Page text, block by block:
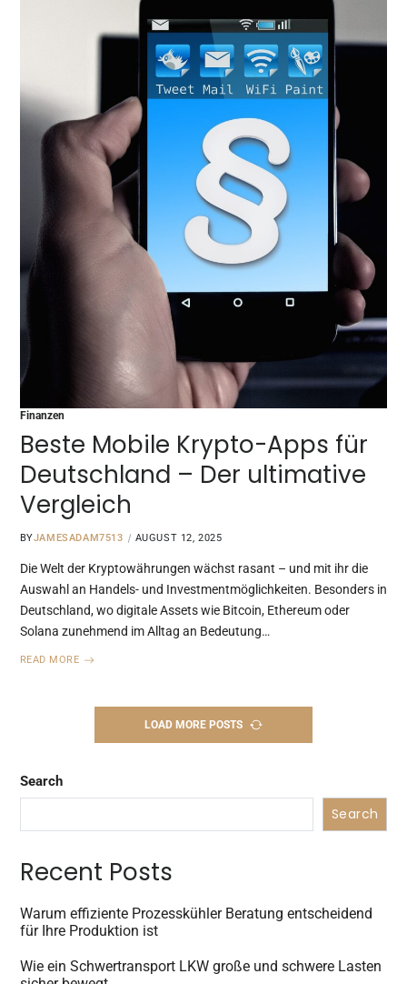
Finanzen
Beste Mobile Krypto-Apps für
Deutschland – Der ultimative
Vergleich
BYJAMESADAM7513 AUGUST 12, 2025
Die Welt der Kryptowährungen wächst rasant – und mit ihr die
Auswahl an Handels- und Investmentmöglichkeiten. Besonders in
Deutschland, wo digitale Assets wie Bitcoin, Ethereum oder
Solana zunehmend im Alltag an Bedeutung…
READ MORE
LOAD MORE POSTS
Search
Search
Recent Posts
Warum effiziente Prozesskühler Beratung entscheidend
für Ihre Produktion ist
Wie ein Schwertransport LKW große und schwere Lasten